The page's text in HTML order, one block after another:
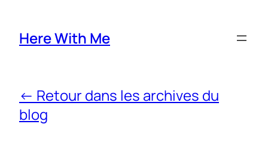
Here With Me
← Retour dans les archives du
blog